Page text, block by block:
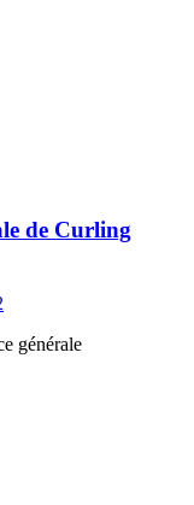
de Curling
générale